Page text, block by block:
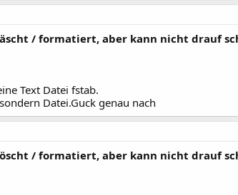
/ formatiert, aber kann nicht drauf
Text Datei fstab.
Datei.Guck genau nach
/ formatiert, aber kann nicht drauf